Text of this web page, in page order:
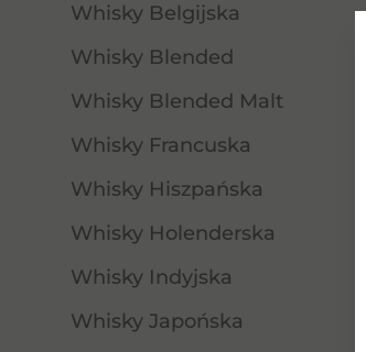
Whisky Belgijska
Whisky Blended
Whisky Blended Malt
Whisky Francuska
Whisky Hiszpańska
Whisky Holenderska
Whisky Indyjska
Whisky Japońska